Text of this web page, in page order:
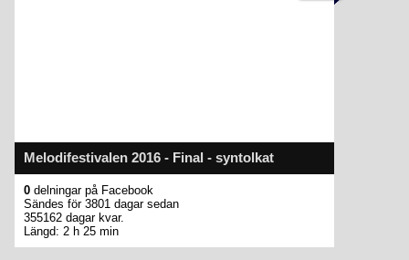
Melodifestivalen 2016 - Final - syntolkat
0 delningar på Facebook
Sändes för 3801 dagar sedan
355162 dagar kvar.
Längd: 2 h 25 min